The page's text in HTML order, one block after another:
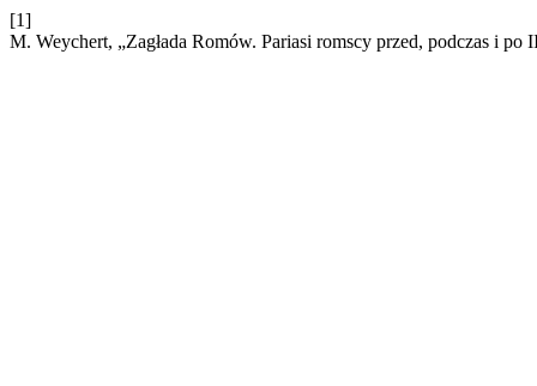
[1]
M. Weychert, „Zagłada Romów. Pariasi romscy przed, podczas i